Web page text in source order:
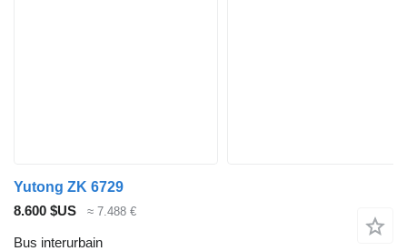
Yutong ZK 6729
8.600 $US
≈ 7.488 €
Bus interurbain